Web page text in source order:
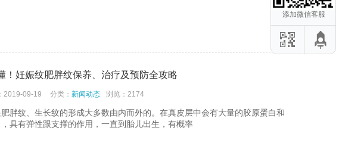
！妊娠纹肥胖纹保养、治疗及预防全攻略
2019-09-19 分类：新闻动态 浏览：2174
胖纹、生长纹的形成大多数由内而外的。在真皮层中会有大量的胶原蛋白和
具有弹性跟支撑的作用，一直到胎儿出生，有概率
添加微信客服